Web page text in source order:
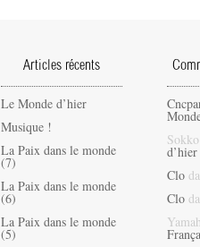
Articles récents
Le Monde d’hier
Musique !
La Paix dans le monde
(7)
La Paix dans le monde
(6)
La Paix dans le monde
(5)
Sokko
d’hier
Clo
Clo